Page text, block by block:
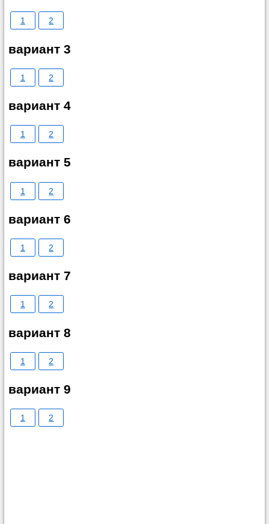
1 2
вариант 3
1 2
вариант 4
1 2
вариант 5
1 2
вариант 6
1 2
вариант 7
1 2
вариант 8
1 2
вариант 9
1 2